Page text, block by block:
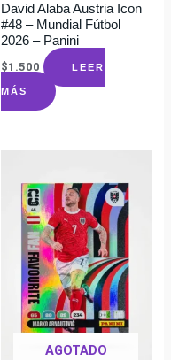
David Alaba Austria Icon
#48 – Mundial Fútbol
2026 – Panini
$1.500 LEER
MÁS
AGOTADO